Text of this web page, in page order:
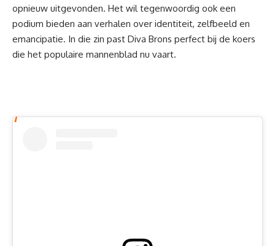
opnieuw uitgevonden. Het wil tegenwoordig ook een
podium bieden aan verhalen over identiteit, zelfbeeld en
emancipatie. In die zin past Diva Brons perfect bij de koers
die het populaire mannenblad nu vaart.